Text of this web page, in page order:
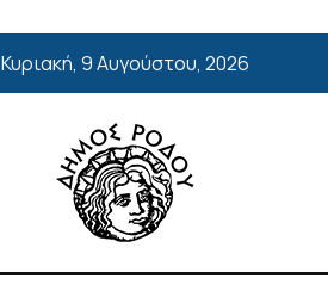
Κυριακή, 9 Αυγούστου, 2026